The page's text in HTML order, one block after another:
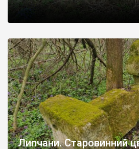
Липчани. Старовинний